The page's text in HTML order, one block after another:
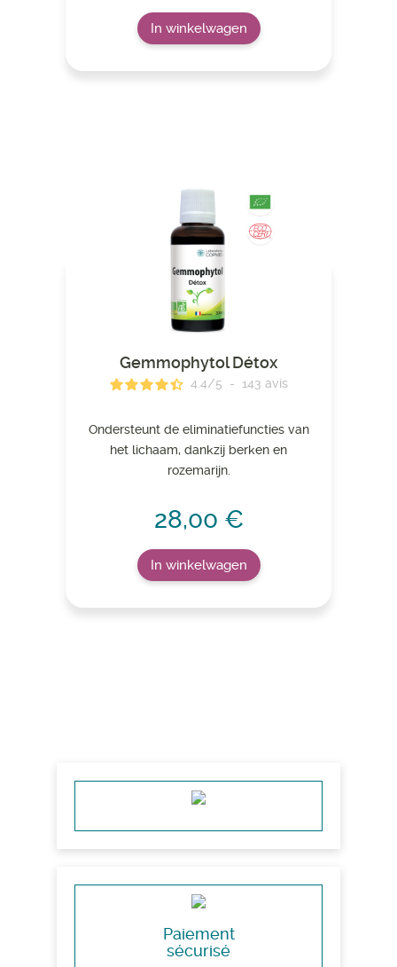
In winkelwagen
Gemmophytol Détox
4.4/5 - 143 avis
Ondersteunt de eliminatiefuncties van
het lichaam, dankzij berken en
rozemarijn.
28,00 €
In winkelwagen
Paiement
sécurisé